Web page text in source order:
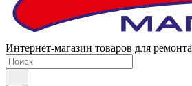
Интернет-магазин товаров для ремонта